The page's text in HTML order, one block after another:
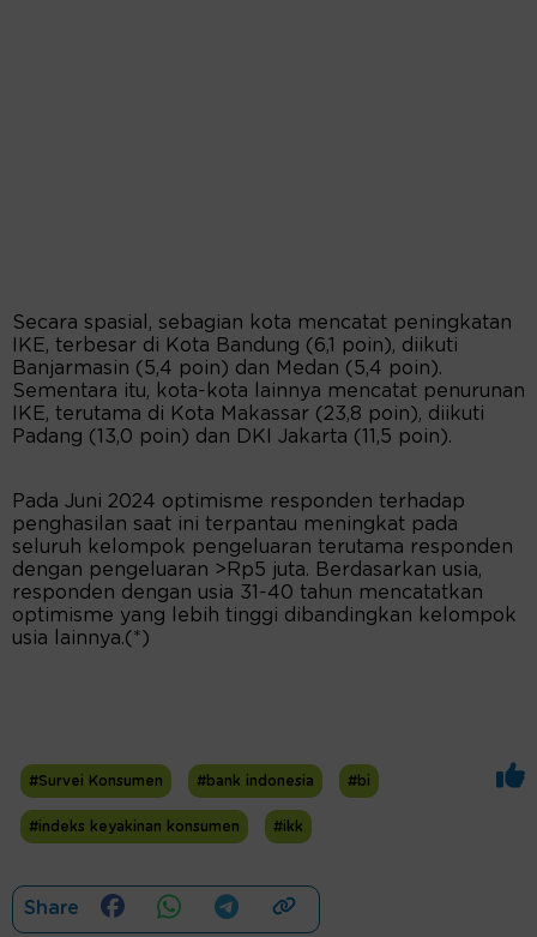
Secara spasial, sebagian kota mencatat peningkatan
IKE, terbesar di Kota Bandung (6,1 poin), diikuti
Banjarmasin (5,4 poin) dan Medan (5,4 poin).
Sementara itu, kota-kota lainnya mencatat penurunan
IKE, terutama di Kota Makassar (23,8 poin), diikuti
Padang (13,0 poin) dan DKI Jakarta (11,5 poin).
Pada Juni 2024 optimisme responden terhadap
penghasilan saat ini terpantau meningkat pada
seluruh kelompok pengeluaran terutama responden
dengan pengeluaran >Rp5 juta. Berdasarkan usia,
responden dengan usia 31-40 tahun mencatatkan
optimisme yang lebih tinggi dibandingkan kelompok
usia lainnya.(*)
#Survei Konsumen #bank indonesia #bi
#indeks keyakinan konsumen #ikk
Share